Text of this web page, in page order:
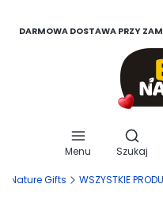
DARMOWA DOSTAWA PRZY
Menu Szukaj
Nature Gifts WSZYSTKIE